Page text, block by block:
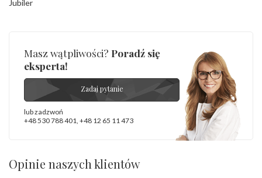
Jubiler
Masz wątpliwości? Poradź się
eksperta!
Zadaj pytanie
lub zadzwoń
+48 530 788 401 +48 12 65 11 473
Opinie naszych klientów